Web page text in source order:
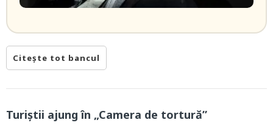
Citește tot bancul
Turiștii ajung în „Camera de tortură”